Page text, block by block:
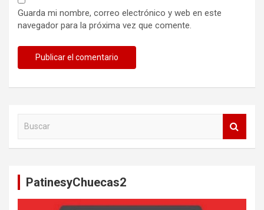
Guarda mi nombre, correo electrónico y web en este
navegador para la próxima vez que comente.
PatinesyChuecas2